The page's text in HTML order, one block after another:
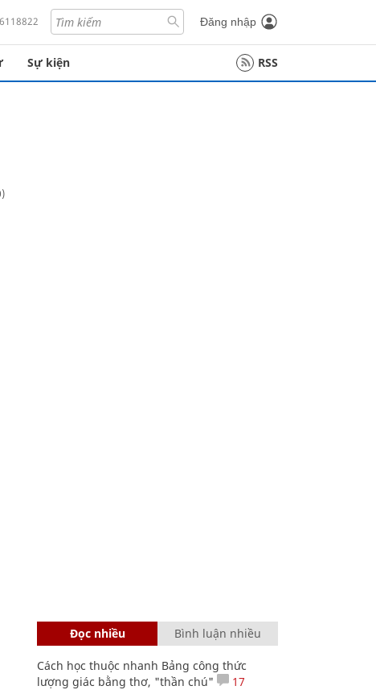
Đăng nhập
Sự kiện RSS
Đọc nhiều Bình luận nhiều
Cách học thuộc nhanh Bảng công thức
lượng giác bằng thơ, "thần chú"
17